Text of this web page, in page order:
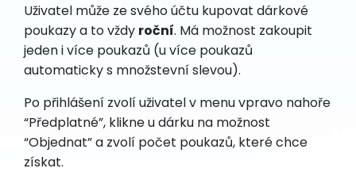
Uživatel může ze svého účtu kupovat dárkové
poukazy a to vždy roční. Má možnost zakoupit
jeden i více poukazů (u více poukazů
automaticky s množstevní slevou).
Po přihlášení zvolí uživatel v menu vpravo nahoře
“Předplatné”, klikne u dárku na možnost
“Objednat” a zvolí počet poukazů, které chce
získat.